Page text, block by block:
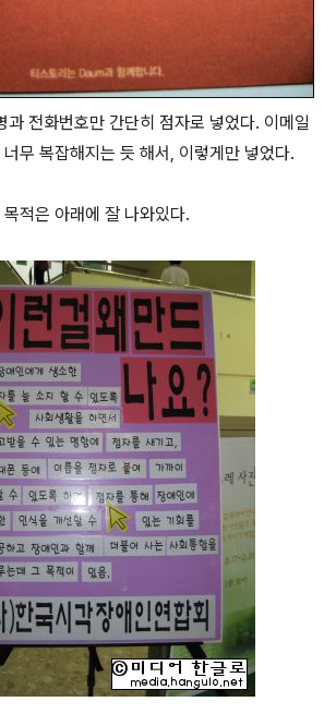
과 전화번호만 간단히 점자로 넣었다. 이메일
무 복잡해지는 듯 해서, 이렇게만 넣었다.
적은 아래에 잘 나와있다.